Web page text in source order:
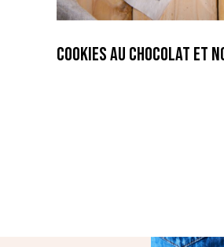
Cookies au Chocolat et